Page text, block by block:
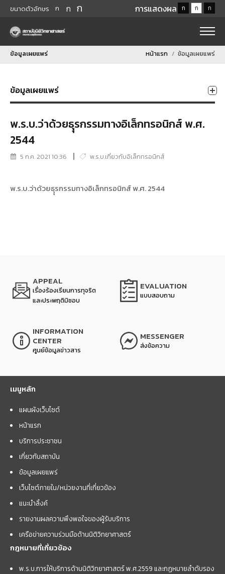
ขนาดตัวอักษร ก ก ก การแสดงผล ก ก ก
ข้อมูลเผยแพร่ หน้าแรก ข้อมูลเผยแพร่
ข้อมูลเผยแพร่
พ.ร.บ.ว่าด้วยธุุรกรรมทางอิเล็กทรอนิกส์ พ.ศ.
2544
5 ก.ค. 2021 10:36 พ.ร.บ.เกี่ยวกับอิเล็กทรอนิกส์
พ.ร.บ.ว่าด้วยธุุรกรรมทางอิเล็กทรอนิกส์ พ.ศ. 2544
APPEAL
เรื่องร้องเรียนการทุจริต
และประพฤติมิชอบ
EVALUATION
แบบสอบถาม
INFORMATION
CENTER
ศูนย์ข้อมูลข่าวสาร
MESSENGER
ส่งข้อความ
เมนูหลัก
แผนผังเว็บไซต์
หน้าแรก
บริการประชาชน
เกี่ยวกับสถาบัน
ข้อมูลเผยแพร่
เว็บไซต์ภายใน/หน่วยงานที่เกี่ยวข้อง
แนะนำลิ้งค์
รายงานผลความพึงพอใจของผู้รับบริการ
เครือข่ายความร่วมมือด้านนิติวิทยาศาสตร์
กฎหมายที่เกี่ยวข้อง
พ.ร.บ.การให้บริการด้านนิติวิทยาศาสตร์ พ.ศ.2559 และกฏหมายลำดับรอง